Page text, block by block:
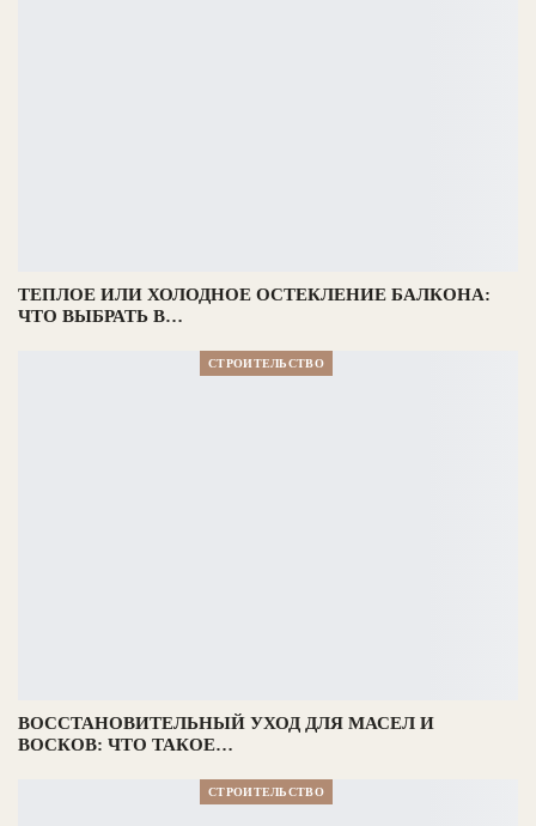
ТЕПЛОЕ ИЛИ ХОЛОДНОЕ ОСТЕКЛЕНИЕ БАЛКОНА:
ЧТО ВЫБРАТЬ В…
СТРОИТЕЛЬСТВО
ВОССТАНОВИТЕЛЬНЫЙ УХОД ДЛЯ МАСЕЛ И
ВОСКОВ: ЧТО ТАКОЕ…
СТРОИТЕЛЬСТВО